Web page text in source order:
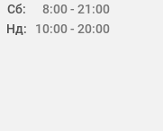
Сб:
Нд:
8:00 - 21:00
10:00 - 20:00